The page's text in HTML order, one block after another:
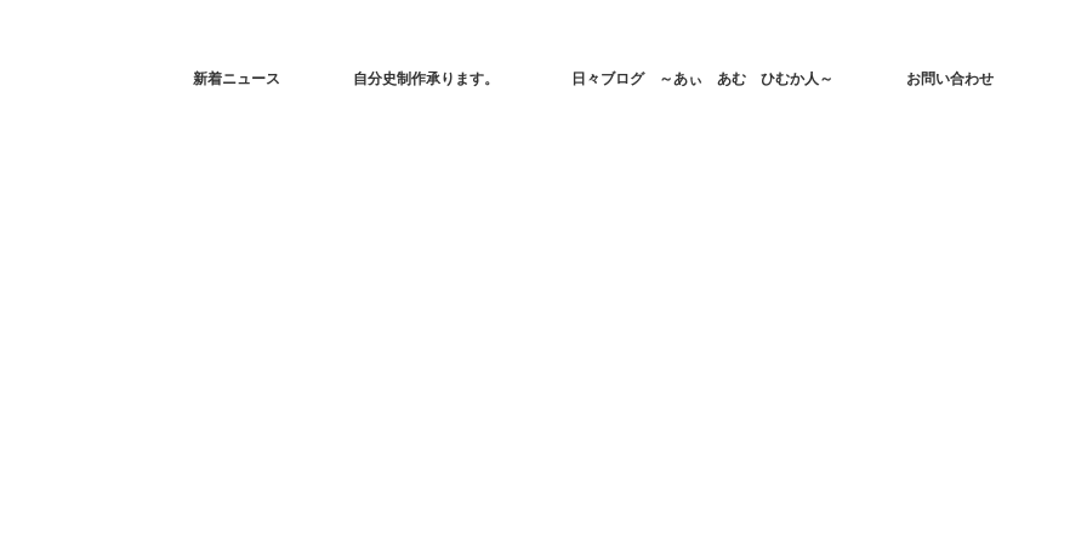
新着ニュース 自分史制作承ります。 日々ブログ ～あぃ あむ ひむか人～ お問い合わせ